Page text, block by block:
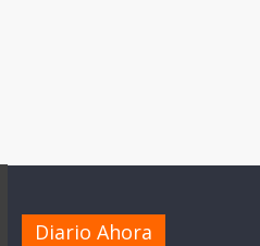
Diario Ahora